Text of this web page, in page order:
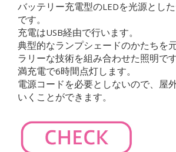
バッテリー充電型のLEDを光源とし
です。
充電はUSB経由で行います。
典型的なランプシェードのかたちを
ラリーな技術を組み合わせた照明です
満充電で6時間点灯します。
電源コードを必要としないので、屋
いくことができます。